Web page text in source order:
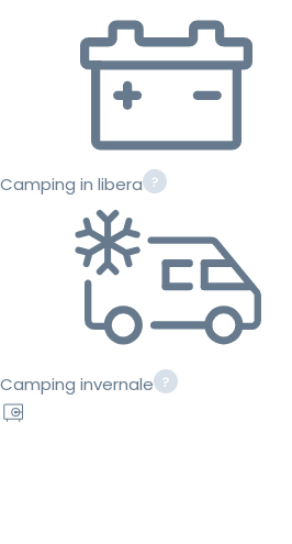
Camping in libera
Camping invernale